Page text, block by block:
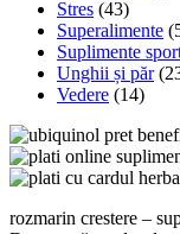
Stres (43)
Superalimente
Suplimente
Unghii și păr
Vedere (14)
rozmarin crestere –